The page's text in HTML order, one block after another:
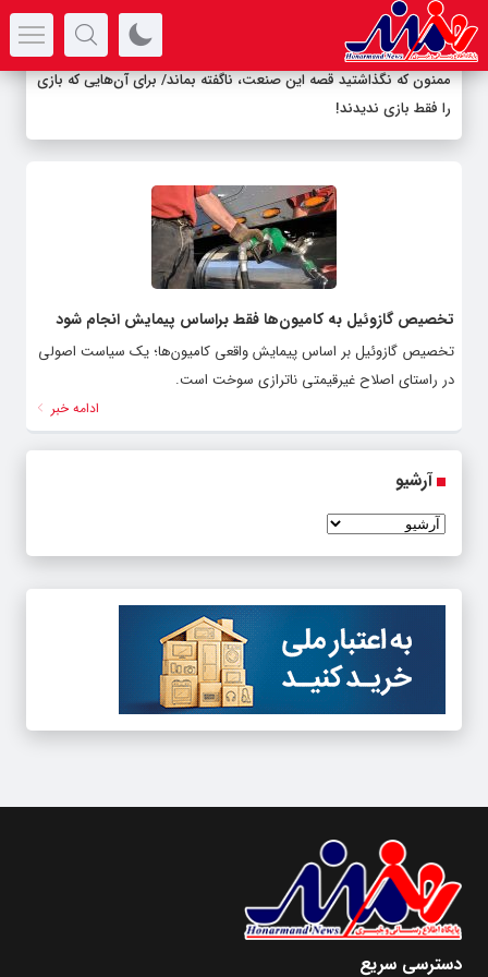
ممنون که نگذاشتید قصه این صنعت، ناگفته بماند/ برای آن‌هایی که بازی
را فقط بازی ندیدند!
تخصیص گازوئیل به کامیون‌ها فقط براساس پیمایش انجام شود
تخصیص گازوئیل بر اساس پیمایش واقعی کامیون‌ها؛ یک سیاست اصولی
در راستای اصلاح غیرقیمتی ناترازی سوخت است.
ادامه خبر
آرشیو
دسترسی سریع